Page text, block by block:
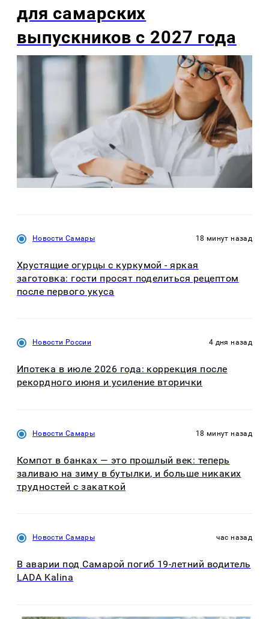
для самарских
выпускников с 2027 года
Новости Самары 18 минут назад
Хрустящие огурцы с куркумой - яркая
заготовка: гости просят поделиться рецептом
после первого укуса
Новости России 4 дня назад
Ипотека в июле 2026 года: коррекция после
рекордного июня и усиление вторички
Новости Самары 18 минут назад
Компот в банках — это прошлый век: теперь
заливаю на зиму в бутылки, и больше никаких
трудностей с закаткой
Новости Самары час назад
В аварии под Самарой погиб 19-летний водитель
LADA Kalina